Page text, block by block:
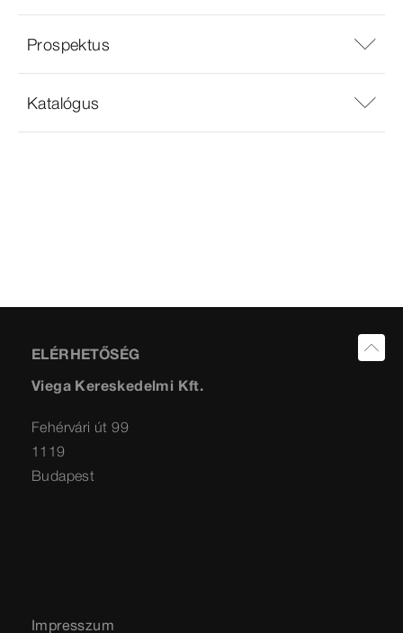
Prospektus
Katalógus
ELÉRHETŐSÉG
Viega Kereskedelmi Kft.
Fehérvári út 99
1119
Budapest
Impresszum